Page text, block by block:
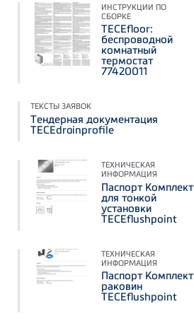
ИНСТРУКЦИИ ПО
СБОРКЕ
TECEfloor:
беспроводной
комнатный
термостат
77420011
ТЕКСТЫ ЗАЯВОК
Тендерная документация
TECEdrainprofile
ТЕХНИЧЕСКАЯ
ИНФОРМАЦИЯ
Паспорт Комплект
для тонкой
установки
TECEflushpoint
ТЕХНИЧЕСКАЯ
ИНФОРМАЦИЯ
Паспорт Комплект
раковин
TECEflushpoint